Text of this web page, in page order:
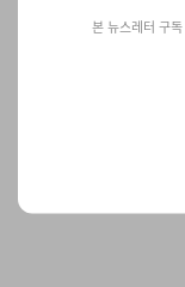
브레인 데드
본 뉴스레터 구